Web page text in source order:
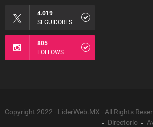
4.019
SEGUIDORES
805
FOLLOWS
Copyright 2022 - LiderWeb.MX - All Rights
Directorio